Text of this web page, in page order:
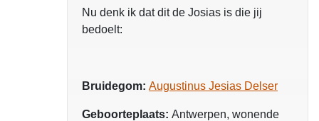
Nu denk ik dat dit de Josias is die jij
bedoelt:
Bruidegom: Augustinus Jesias Delser
Geboorteplaats: Antwerpen, wonende